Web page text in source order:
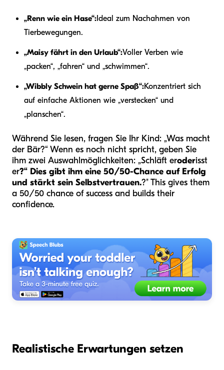
„Renn wie ein Hase“: Ideal zum Nachahmen von
Tierbewegungen.
„Maisy fährt in den Urlaub“:Voller Verben wie
„packen“, „fahren“ und „schwimmen“.
„Wibbly Schwein hat gerne Spaß“:Konzentriert sich
auf einfache Aktionen wie „verstecken“ und
„planschen“.
Während Sie lesen, fragen Sie Ihr Kind: „Was macht
der Bär?“ Wenn es noch nicht spricht, geben Sie
ihm zwei Auswahlmöglichkeiten: „Schläft eroderisst
er?“ Dies gibt ihm eine 50/50-Chance auf Erfolg
und stärkt sein Selbstvertrauen.?" This gives them
a 50/50 chance of success and builds their
confidence.
Realistische Erwartungen setzen